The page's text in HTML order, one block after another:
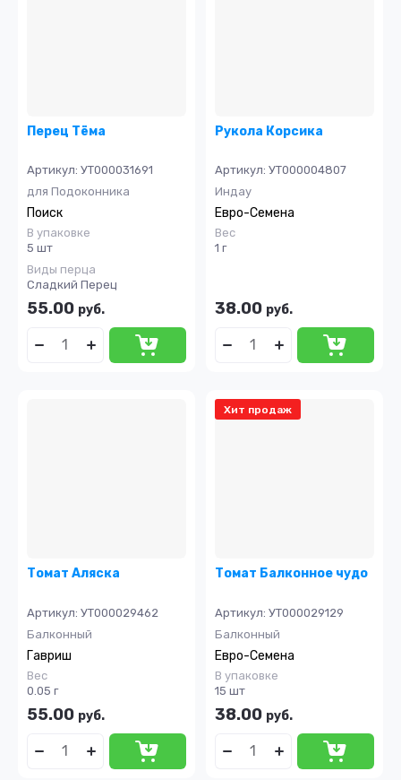
Перец Тёма
Артикул: УТ000031691
для Подоконника
Поиск
В упаковке
5 шт
Виды перца
Сладкий Перец
55.00 руб.
Рукола Корсика
Артикул: УТ000004807
Индау
Евро-Семена
Вес
1 г
38.00 руб.
Томат Аляска
Артикул: УТ000029462
Балконный
Гавриш
Вес
0.05 г
55.00 руб.
Хит продаж
Томат Балконное чудо
Артикул: УТ000029129
Балконный
Евро-Семена
В упаковке
15 шт
38.00 руб.